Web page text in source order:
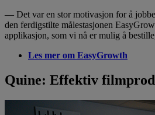
— Det var en stor motivasjon for å
den ferdigstilte målestasjonen
applikasjon, som vi nå er mulig å
Les mer om EasyGrowth
Quine: Effektiv